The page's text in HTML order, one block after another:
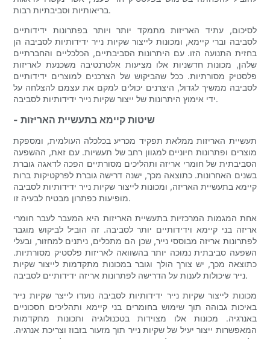
בריאותיות וסביבתיות רבות.
לסיכום, עתיד האריזות מתמקד יותר ויותר בפתרונות ידידותיים
לסביבה וברי קיימא, ומכונות לייצור שקיות נייר ידידותיות לסביבה הן
בחזית התנועה הזו. עם היתרונות הסביבתיים, הכלכליים והחברתיים
שלהן, מכונות חדשניות אלו מציעות אלטרנטיבה משכנעת לאריזות
פלסטיק מסורתיות. ככל שהביקוש של הצרכנים למוצרים ידידותיים
לסביבה ממשיך לגדול, היצרנים יכולים למקם את עצמם להצלחה על
ידי אימוץ היתרונות של ייצור שקיות נייר ידידותיות לסביבה.
- שיטות קיימא בתעשיית האריזות
תעשיית האריזות ממלאת תפקיד מכריע בכלכלה העולמית, ומספקת
מוצרים ופתרונות חיוניים למגוון רחב של תעשיות. עם זאת, ההשפעה
הסביבתית של חומרי אריזה ותהליכים מסורתיים הפכה לדאגה גוברת
בשנים האחרונות. כתוצאה מכך, ישנה דרישה גוברת לפרקטיקות ברות
קיימא בתעשיית האריזה, ומכונות לייצור שקיות נייר ידידותיות לסביבה
מופיעות כפתרון מבטיח לבעיה זו.
אחת המגמות המרכזיות בתעשיית האריזות היא המעבר לעבר חומרי
אריזה בני קיימא וידידותיים יותר לסביבה. זה הוביל לביקוש מוגבר
לפתרונות אריזה מבוססי נייר, שכן הם מתכלים, ניתנים למחזור, ובעלי
השפעה סביבתית נמוכה יותר בהשוואה לאריזות פלסטיק מסורתיות.
כתוצאה מכך, יש צורך הולך וגובר במכונות מתקדמות לייצור שקיות
נייר שיכולות לענות על הדרישה לפתרונות אריזה ידידותיים לסביבה.
מכונות לייצור שקיות נייר ידידותיות לסביבה נועדו לייצר שקיות נייר
באיכות גבוהה תוך שימוש בחומרים בני קיימא ותהליכים חסכוניים
באנרגיה. מכונות אלו מצוידות בטכנולוגיה ותכונות מתקדמות
המאפשרות ייצור יעיל של שקיות נייר תוך מזעור בזבוז וצריכת אנרגיה.